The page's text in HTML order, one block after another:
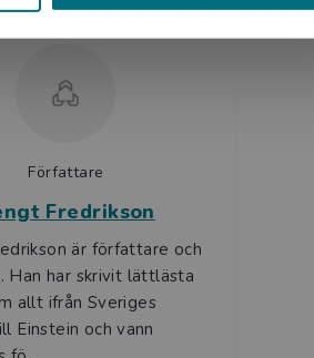
Författare
Fredrikson
är författare och
Han har skrivit lättlästa
allt ifrån Sveriges
Einstein och vann